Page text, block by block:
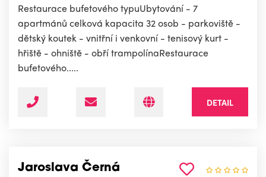
Restaurace bufetového typuUbytování - 7
apartmánů celková kapacita 32 osob - parkoviště -
dětský koutek - vnitřní i venkovní - tenisový kurt -
hřiště - ohniště - obří trampolínaRestaurace
bufetového.....
DETAIL
Jaroslava Černá